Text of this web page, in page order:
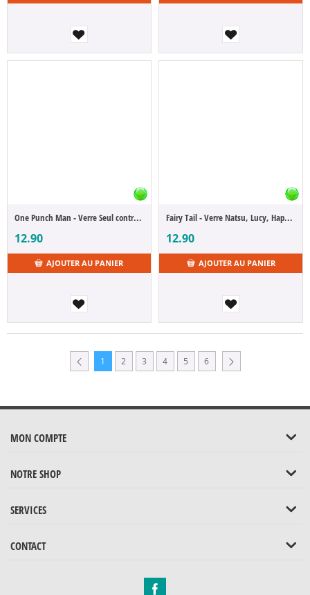
One Punch Man - Verre Seul contre tous
12.90
AJOUTER AU PANIER
Fairy Tail - Verre Natsu, Lucy, Happy & Plue
12.90
AJOUTER AU PANIER
1 2 3 4 5 6
MON COMPTE
NOTRE SHOP
SERVICES
CONTACT